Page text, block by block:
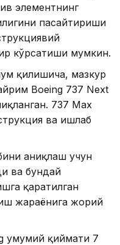
элементнинг
пасайтириши
кўрсатиши мумкин.
қилишича, мазкур
Boeing 737 Next
737 Max
ва ишлаб
аниқлаш учун
ва бундай
қаратилган
жараёнига жорий
умумий қиймати 7